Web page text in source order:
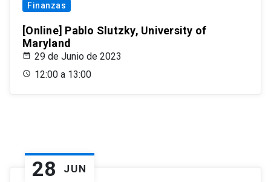
Finanzas
[Online] Pablo Slutzky, University of
Maryland
29 de Junio de 2023
12:00 a 13:00
28 JUN